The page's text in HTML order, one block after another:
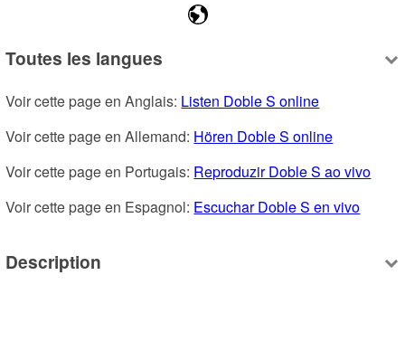
Toutes les langues
Voir cette page en Anglais: Listen Doble S online
Voir cette page en Allemand: Hören Doble S online
Voir cette page en Portugais: Reproduzir Doble S ao vivo
Voir cette page en Espagnol: Escuchar Doble S en vivo
Description